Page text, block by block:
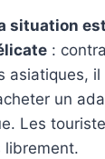
situation est
:
asiatiques, il
un
Les
librement.